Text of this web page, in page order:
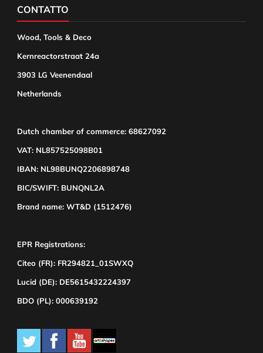
CONTATTO
Wood, Tools & Deco
Kernreactorstraat 24a
3903 LG Veenendaal
Netherlands
Dutch chamber of commerce: 68627092
VAT: NL857525098B01
IBAN: NL98BUNQ2206898748
BIC/SWIFT: BUNQNL2A
Brand name: WT&D (1512476)
EPR Registrations:
Citeo (FR): FR294821_01SWXQ
Lucid (DE): DE5615432224397
BDO (PL): 000639192